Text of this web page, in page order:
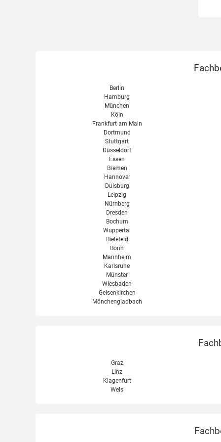
Berlin
Hamburg
München
Köln
Frankfurt am Main
Dortmund
Stuttgart
Düsseldorf
Essen
Bremen
Hannover
Duisburg
Leipzig
Nürnberg
Dresden
Bochum
Wuppertal
Bielefeld
Bonn
Mannheim
Karlsruhe
Münster
Wiesbaden
Gelsenkirchen
Mönchengladbach
Graz
Linz
Klagenfurt
Wels